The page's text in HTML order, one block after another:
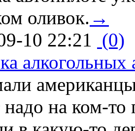
оливок. →
10 22:21 (0)
алкогольных
на ком-